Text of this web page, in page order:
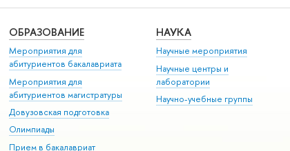
ОБРАЗОВАНИЕ
Мероприятия для
абитуриентов бакалавриата
Мероприятия для
абитуриентов магистратуры
Довузовская подготовка
Олимпиады
Прием в бакалавриат
НАУКА
Научные мероприятия
Научные центры и
лаборатории
Научно-учебные группы